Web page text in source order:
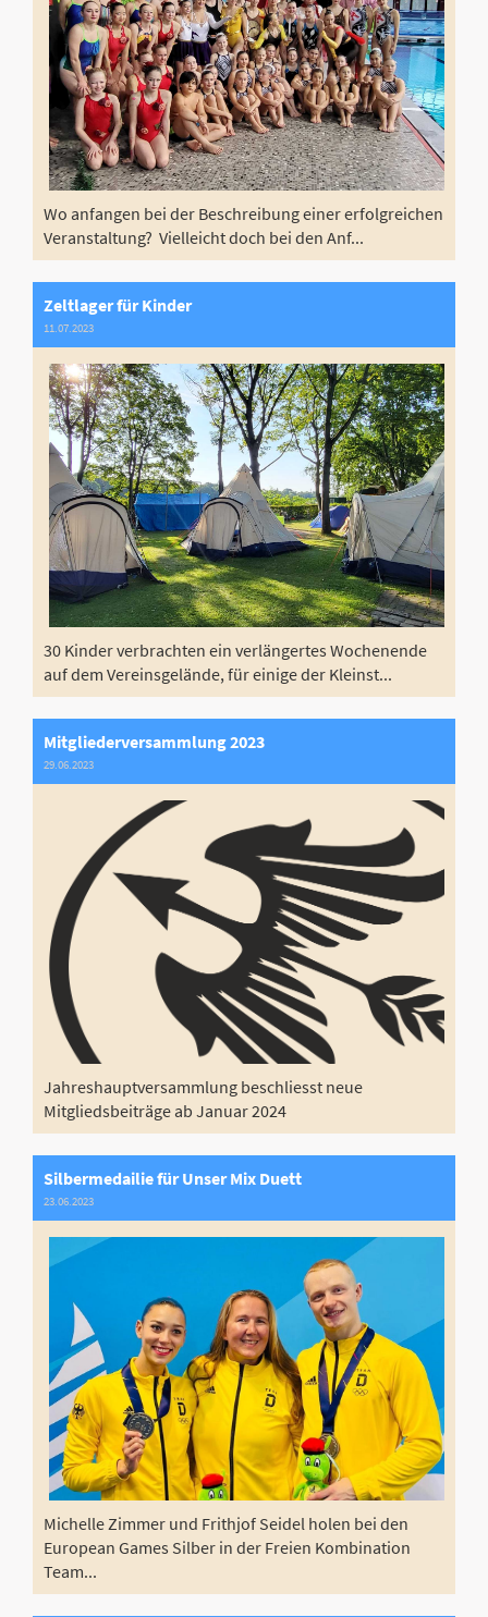
Wo anfangen bei der Beschreibung einer erfolgreichen
Veranstaltung? Vielleicht doch bei den Anf...
Zeltlager für Kinder
11.07.2023
30 Kinder verbrachten ein verlängertes Wochenende
auf dem Vereinsgelände, für einige der Kleinst...
Mitgliederversammlung 2023
29.06.2023
Jahreshauptversammlung beschliesst neue
Mitgliedsbeiträge ab Januar 2024
Silbermedailie für Unser Mix Duett
23.06.2023
Michelle Zimmer und Frithjof Seidel holen bei den
European Games Silber in der Freien Kombination
Team...